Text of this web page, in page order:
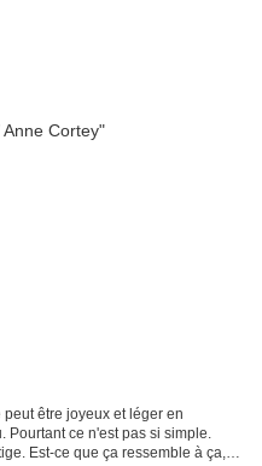
être joyeux et léger en
ce n'est pas si simple.
Est-ce que ça ressemble à ça, la